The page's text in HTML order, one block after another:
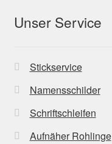
Unser Service
Stickservice
Namensschilder
Schriftschleifen
Aufnäher Rohlinge